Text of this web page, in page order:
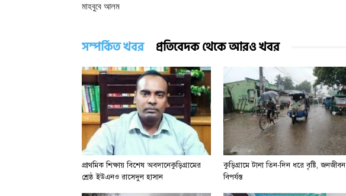
মাহবুবে আলম
সম্পর্কিত খবর প্রতিবেদক থেকে আরও খবর
প্রাথমিক শিক্ষায় বিশেষ অবদানেকুড়িগ্রামের
শ্রেষ্ঠ ইউএনও রাসেদুল হাসান
কুড়িগ্রামে টানা তিন-দিন ধরে বৃষ্টি, জনজীবন
বিপর্যস্ত